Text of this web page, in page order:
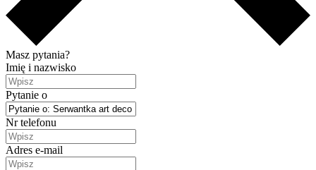
Masz pytania?
Imię i nazwisko
Pytanie o
Nr telefonu
Adres e-mail